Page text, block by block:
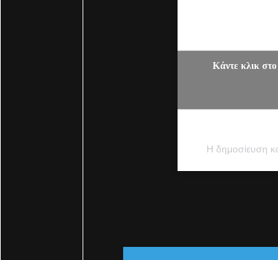
Η δημοσίευση
Κάντε κλικ